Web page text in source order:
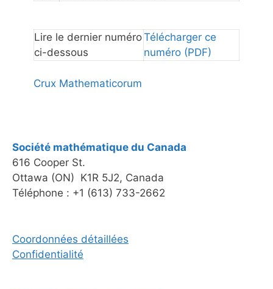
Lire le dernier numéro
ci-dessous
Télécharger ce
numéro (PDF)
Crux Mathematicorum
Société mathématique du Canada
616 Cooper St.
Ottawa (ON) K1R 5J2, Canada
Téléphone : +1 (613) 733-2662
Coordonnées détaillées
Confidentialité